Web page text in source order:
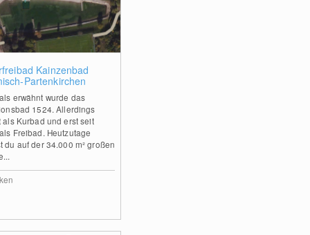
Kainzenbad
Partenkirchen
erwähnt wurde das
1524. Allerdings
als Kurbad und erst seit
Freibad. Heutzutage
du auf der 34.000 m² großen